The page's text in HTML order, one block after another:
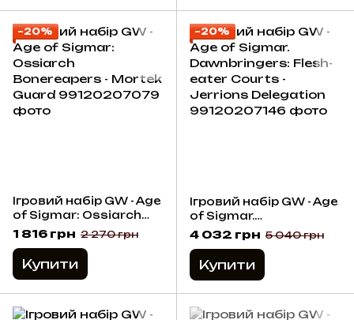
−20%
Ігровий набір GW - Age
of Sigmar: Ossiarch
Bonereapers - Mortek
1 816 грн 2 270 грн
Купити
−20%
Ігровий набір GW - Age
of Sigmar.
Dawnbringers: Flesh-
eater Courts - Jerrions
Delegation
4 032 грн 5 040 грн
Купити